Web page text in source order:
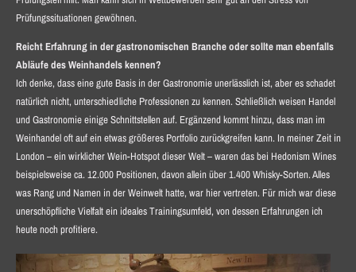
Prüfungssituationen gewöhnen.
Reicht Erfahrung in der gastronomischen Branche oder sollte man ebenfalls
Abläufe des Weinhandels kennen?
Ich denke, dass eine gute Basis in der Gastronomie unerlässlich ist, aber es schadet
natürlich nicht, unterschiedliche Professionen zu kennen. Schließlich weisen Handel
und Gastronomie einige Schnittstellen auf. Ergänzend kommt hinzu, dass man im
Weinhandel oft auf ein etwas größeres Portfolio zurückgreifen kann. In meiner Zeit in
London – ein wirklicher Wein-Hotspot dieser Welt – waren das bei Hedonism Wines
beispielsweise ca. 12.000 Positionen, davon allein über 1.400 Whisky-Sorten. Alles
was Rang und Namen in der Weinwelt hatte, war hier vertreten. Für mich war diese
unerschöpfliche Vielfalt ein ideales Trainingsumfeld, von dessen Erfahrungen ich
heute noch profitiere.